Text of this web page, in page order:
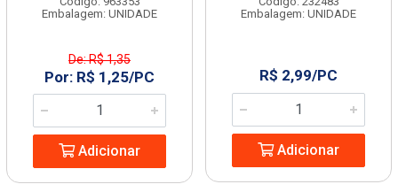
Embalagem: UNIDADE
De: R$ 1,35
Por: R$ 1,25/PC
Adicionar
Embalagem: UNIDADE
R$ 2,99/PC
Adicionar